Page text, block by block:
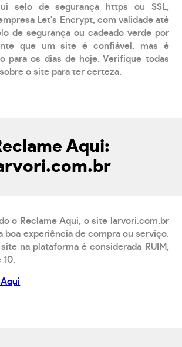
selo de segurança https ou SSL,
Let's Encrypt, com validade até
de segurança ou cadeado verde por
que um site é confiável, mas é
para os dias de hoje. Verifique todas
o site para ter certeza.
Aqui:
o Reclame Aqui, o site larvori.com.br
boa experiência de compra ou serviço.
na plataforma é considerada RUIM,
10.